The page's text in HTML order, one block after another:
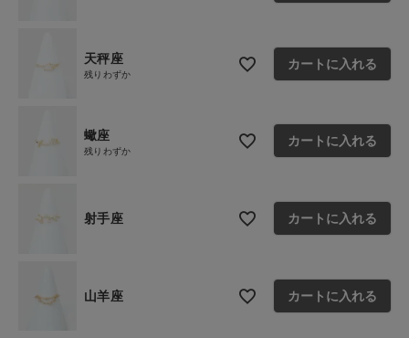
天秤座
残りわずか
カートに入れる
蠍座
残りわずか
カートに入れる
射手座 カートに入れる
山羊座 カートに入れる